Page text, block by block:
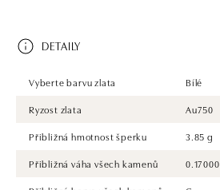
DETAILY
Vyberte barvu zlata
Bílé
Ryzost zlata
Au750
Přibližná hmotnost šperku
3.85 g
Přibližná váha všech kamenů
0.17000